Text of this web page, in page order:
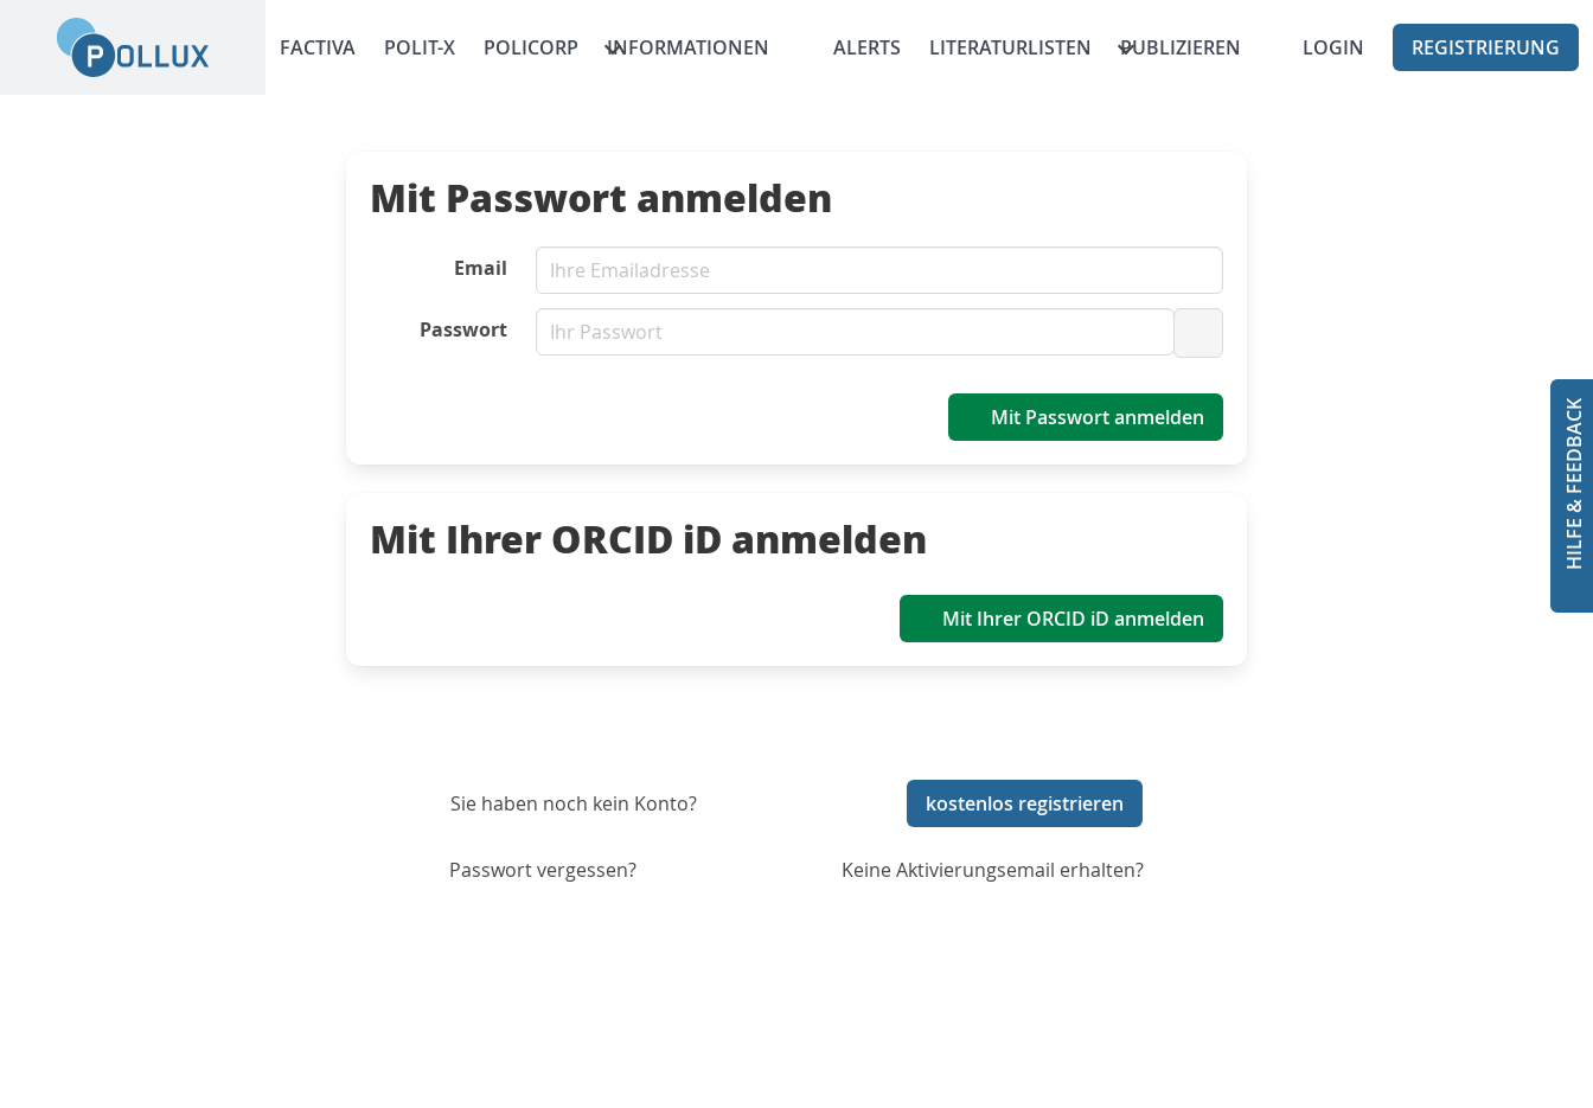
FACTIVA POLIT-X POLICORP INFORMATIONEN ALERTS LITERATURLISTEN PUBLIZIEREN LOGIN REGISTRIERUNG
HILFE & FEEDBACK
Mit Passwort anmelden
Email
Passwort
Passwort anzeigen
Mit Passwort anmelden
Mit Ihrer ORCID iD anmelden
Mit Ihrer ORCID iD anmelden
Sie haben noch kein Konto? kostenlos registrieren
Passwort vergessen? Keine Aktivierungsemail erhalten?